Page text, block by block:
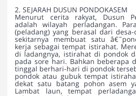
2. SEJARAH DUSUN PONDOKASEM
Menurut cerita rakyat, Dusun
adalah wilayah perladangan.
(peladang) yang berasal dari
sekitarnya membuat satu
kerja sebagai tempat istirahat.
di ladangnya, istirahat di pondok
pada sore hari. Bahkan beberapa
tinggal berhari-hari di pondok
pondok atau gubuk tempat
dekat satu batang pohon asem
Lambat laun, tempat